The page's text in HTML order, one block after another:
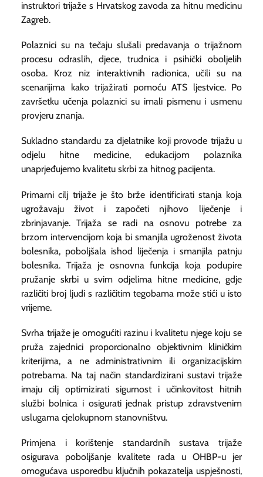
instruktori trijaže s Hrvatskog zavoda za hitnu medicinu
Zagreb.
Polaznici su na tečaju slušali predavanja o trijažnom
procesu odraslih, djece, trudnica i psihički oboljelih
osoba. Kroz niz interaktivnih radionica, učili su na
scenarijima kako trijažirati pomoću ATS ljestvice. Po
završetku učenja polaznici su imali pismenu i usmenu
provjeru znanja.
Sukladno standardu za djelatnike koji provode trijažu u
odjelu hitne medicine, edukacijom polaznika
unaprjeđujemo kvalitetu skrbi za hitnog pacijenta.
Primarni cilj trijaže je što brže identificirati stanja koja
ugrožavaju život i započeti njihovo liječenje i
zbrinjavanje. Trijaža se radi na osnovu potrebe za
brzom intervencijom koja bi smanjila ugroženost života
bolesnika, poboljšala ishod liječenja i smanjila patnju
bolesnika. Trijaža je osnovna funkcija koja podupire
pružanje skrbi u svim odjelima hitne medicine, gdje
različiti broj ljudi s različitim tegobama može stići u isto
vrijeme.
Svrha trijaže je omogućiti razinu i kvalitetu njege koju se
pruža zajednici proporcionalno objektivnim kliničkim
kriterijima, a ne administrativnim ili organizacijskim
potrebama. Na taj način standardizirani sustavi trijaže
imaju cilj optimizirati sigurnost i učinkovitost hitnih
službi bolnica i osigurati jednak pristup zdravstvenim
uslugama cjelokupnom stanovništvu.
Primjena i korištenje standardnih sustava trijaže
osigurava poboljšanje kvalitete rada u OHBP-u jer
omogućava usporedbu ključnih pokazatelja uspješnosti,